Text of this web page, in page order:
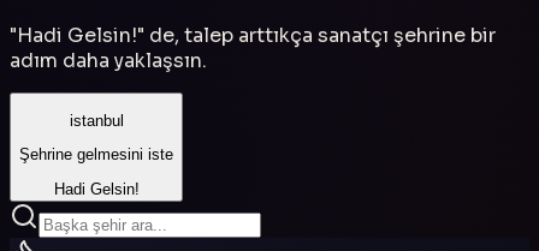
"Hadi Gelsin!" de, talep arttıkça sanatçı şehrine bir
adım daha yaklaşsın.
istanbul
Şehrine gelmesini iste
Hadi Gelsin!